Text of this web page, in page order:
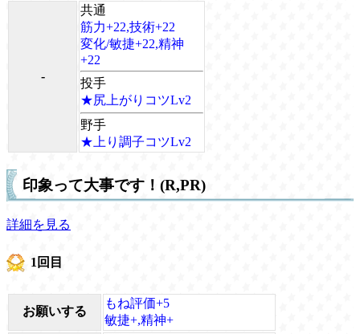
-
共通
筋力+22,技術+22
変化/敏捷+22,精神
+22
投手
★尻上がりコツLv2
野手
★上り調子コツLv2
印象って大事です！(R,PR)
詳細を見る
1回目
お願いする
もね評価+5
敏捷+,精神+